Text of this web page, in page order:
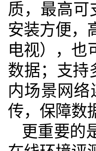
质，最高可
安装方便，
电视），也
数据；支持
内场景网络
传，保障数
更重要的